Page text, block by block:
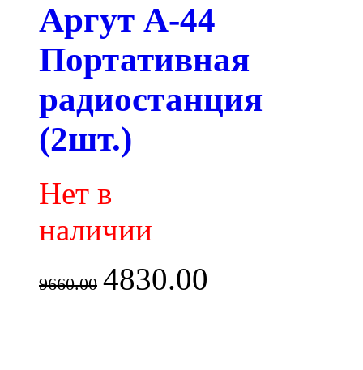
Аргут А-44
Портативная
радиостанция
(2шт.)
Нет в
наличии
9660.00 4830.00